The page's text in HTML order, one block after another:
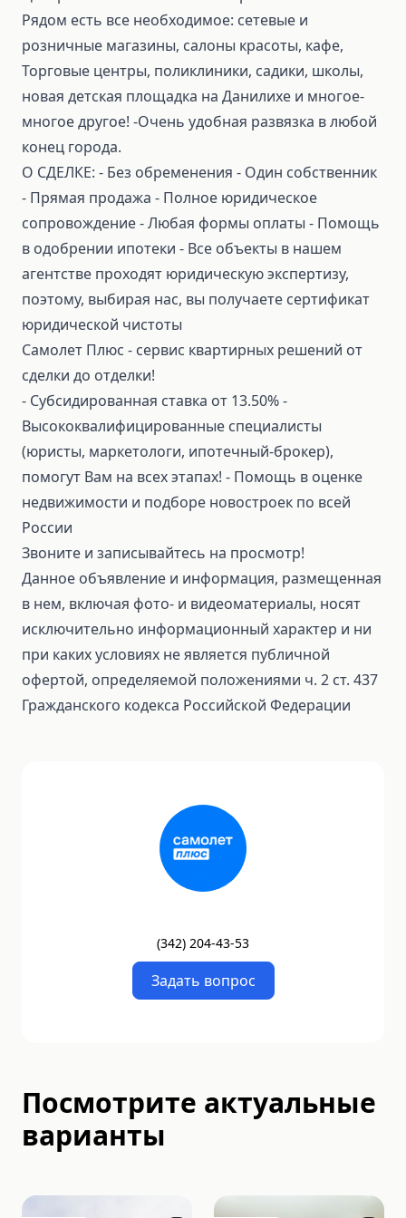
Рядом есть все необходимое: сетевые и
розничные магазины, салоны красоты, кафе,
Торговые центры, поликлиники, садики, школы,
новая детская площадка на Данилихе и многое-
многое другое! -Очень удобная развязка в любой
конец города.
О СДЕЛКЕ: ⁃ Без обременения ⁃ Один собственник
⁃ Прямая продажа ⁃ Полное юридическое
сопровождение ⁃ Любая формы оплаты ⁃ Помощь
в одобрении ипотеки ⁃ Все объекты в нашем
агентстве проходят юридическую экспертизу,
поэтому, выбирая нас, вы получаете сертификат
юридической чистоты
Самолет Плюс - сервис квартирных решений от
сделки до отделки!
⁃ Субсидированная ставка от 13.50% ⁃
Высококвалифицированные специалисты
(юристы, маркетологи, ипотечный-брокер),
помогут Вам на всех этапах! ⁃ Помощь в оценке
недвижимости и подборе новостроек по всей
России
Звоните и записывайтесь на просмотр!
Данное объявление и информация, размещенная
в нем, включая фото- и видеоматериалы, носят
исключительно информационный характер и ни
при каких условиях не является публичной
офертой, определяемой положениями ч. 2 ст. 437
Гражданского кодекса Российской Федерации
(342) 204-43-53
Задать вопрос
Посмотрите актуальные
варианты